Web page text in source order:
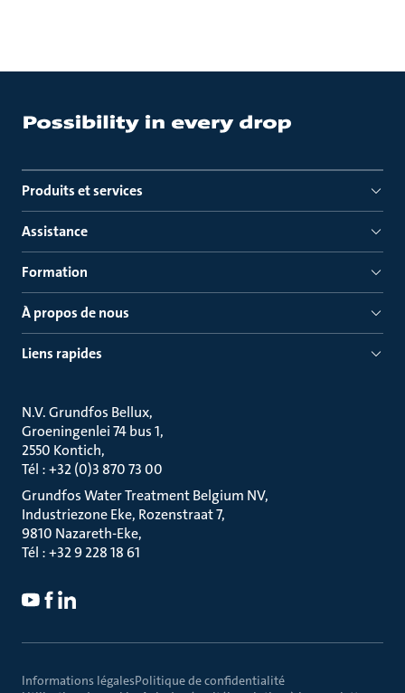
Produits et services
Assistance
Formation
À propos de nous
Liens rapides
N.V. Grundfos Bellux
Groeningenlei 74 bus 1
2550 Kontich
Tél : +32 (0)3 870 73 00
Grundfos Water Treatment Belgium NV
Industriezone Eke, Rozenstraat 7
9810 Nazareth-Eke
Tél : +32 9 228 18 61
Informations légalesPolitique de confidentialité